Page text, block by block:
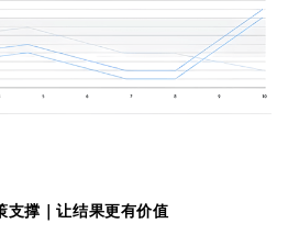
撑 ｜让结果更有价值